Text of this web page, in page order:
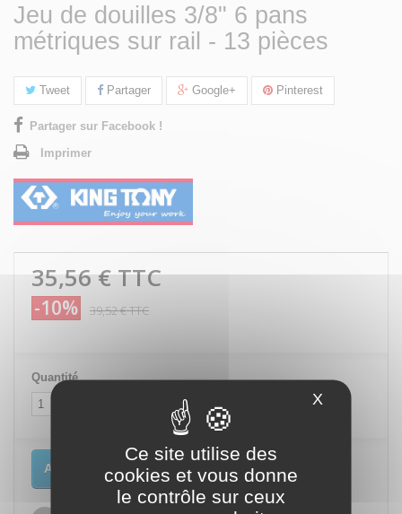
Ce site utilise des
cookies et vous donne
le contrôle sur ceux
X Masquer
Jeu de douilles 3/8" 6 pans
métriques sur rail - 13 pièces
Tweet Partager Google+ Pinterest
Partager sur Facebook !
Imprimer
35,56 €TTC
-10% 39,52 €TTC
Quantité
Ajouter au panier